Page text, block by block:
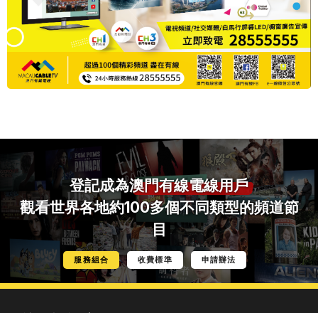
登記成為澳門有線電線用戶
觀看世界各地約100多個不同類型的頻道節
目
服務組合 收費標準 申請辦法